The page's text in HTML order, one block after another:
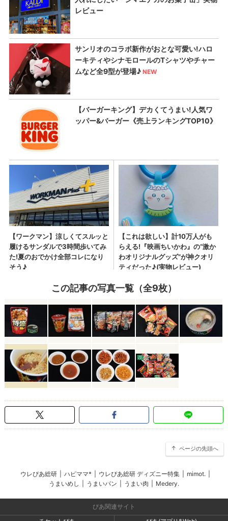
この記事の写真一覧（全9枚）
ページの先頭へ
ウレぴあ総研 ハピママ* ウレぴあ総研 ディズニー特集 mimot.
うまいめし
うまいパン うまい肉 Medery.
ぴあ関連サイト